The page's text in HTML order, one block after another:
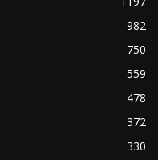
982
750
559
478
372
330